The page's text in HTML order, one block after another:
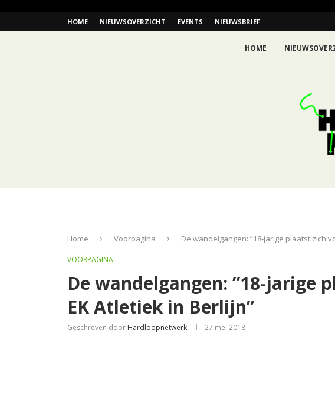
HOME NIEUWSOVERZICHT EVENTS NIEUWSBRIEF
HOME
Home Voorpagina De wandelgangen: ”18-jarige plaatst zich
VOORPAGINA
De wandelgangen: ”18-jarige
EK Atletiek in Berlijn”
Geschreven door Hardloopnetwerk 27 mei 2018